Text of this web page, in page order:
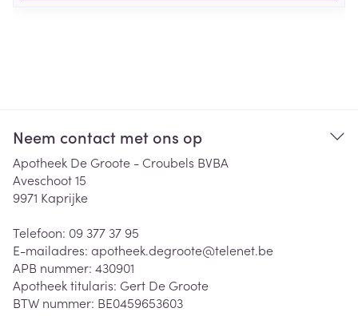
Neem contact met ons op
Apotheek De Groote - Croubels BVBA
Aveschoot 15
9971 Kaprijke
Telefoon: 09 377 37 95
E-mailadres: apotheek.degroote@telenet.be
APB nummer: 430901
Apotheek titularis: Gert De Groote
BTW nummer: BE0459653603